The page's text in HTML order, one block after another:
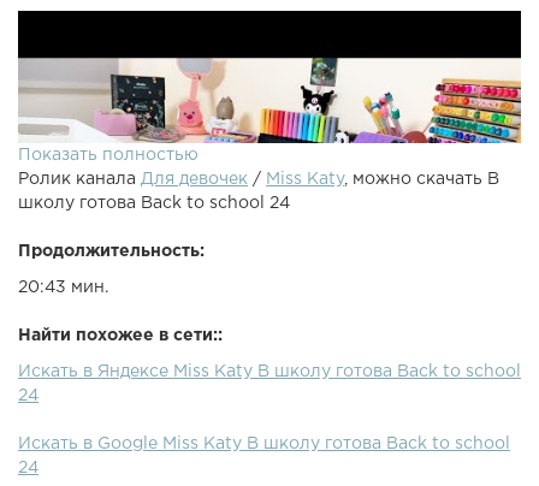
Показать полностью
Ролик канала Для девочек / Miss Katy, можно скачать В
школу готова Back to school 24
Продолжительность:
20:43 мин.
Найти похожее в сети::
Искать в Яндексе Miss Katy В школу готова Back to school
24
Искать в Google Miss Katy В школу готова Back to school
24